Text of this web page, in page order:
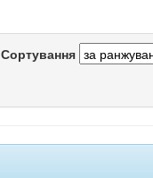
Сортування